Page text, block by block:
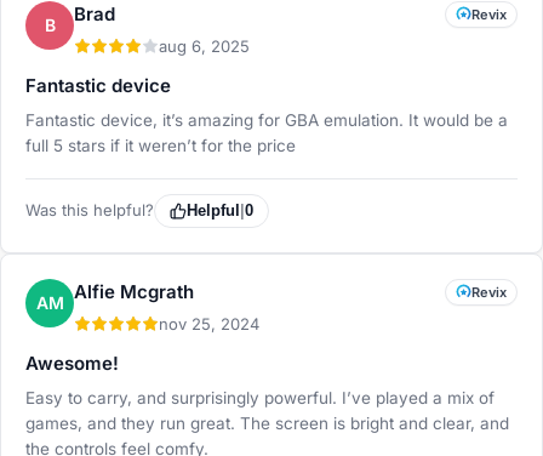
B Brad
aug 6, 2025
Revix
Fantastic device
Fantastic device, it’s amazing for GBA emulation. It would be a
full 5 stars if it weren’t for the price
Was this helpful? Helpful 0
AM Alfie Mcgrath
nov 25, 2024
Revix
Awesome!
Easy to carry, and surprisingly powerful. I’ve played a mix of
games, and they run great. The screen is bright and clear, and
the controls feel comfy.